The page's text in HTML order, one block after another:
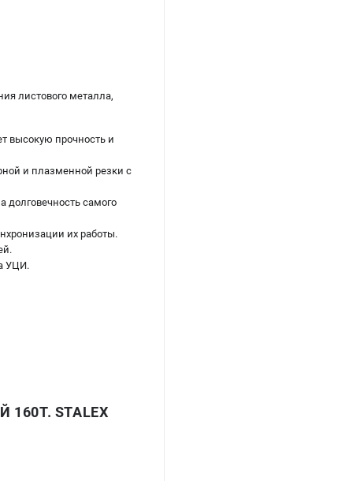
листового металла,
высокую прочность и
и плазменной резки с
долговечность самого
их работы.
УЦИ.
STALEX